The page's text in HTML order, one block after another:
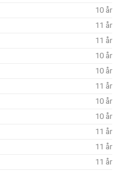
10 år
11 år
11 år
10 år
10 år
11 år
10 år
10 år
11 år
11 år
11 år